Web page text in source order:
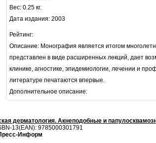
Вес: 0.25 кг.
Дата издания: 2003
Рейтинг:
Описание: Монография является итогом
представлен в виде расширенных лекций, дает
клинике, агностике, эпидемиологии, лечении и
литературе печатаются впервые.
Дополнительное описание:
дерматология. Акнеподобные и
13(EAN): 9785000301791
Информ